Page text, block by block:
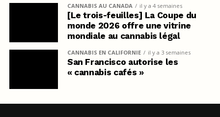
CANNABIS AU CANADA il y a 4 semaines
[Le trois-feuilles] La Coupe du
monde 2026 offre une vitrine
mondiale au cannabis légal
CANNABIS EN CALIFORNIE il y a 3 semaines
San Francisco autorise les
« cannabis cafés »